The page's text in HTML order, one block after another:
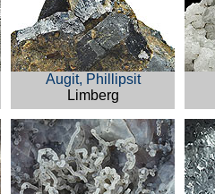
Augit, Phillipsit
Limberg